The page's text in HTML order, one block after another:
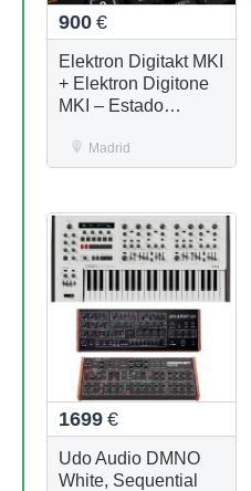
900 €
Elektron Digitakt MKI
+ Elektron Digitone
MKI – Estado
cajas y accesorios
originales
Madrid
1699 €
Udo Audio DMNO
White, Sequential